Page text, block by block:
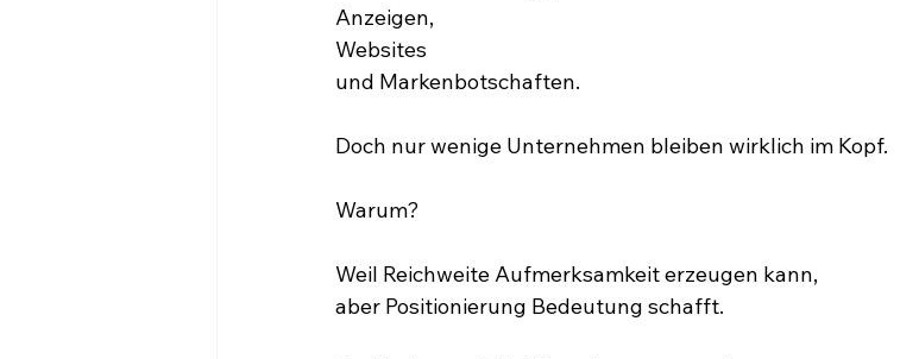
Anzeigen,
Websites
und Markenbotschaften.
Doch nur wenige Unternehmen bleiben wirklich im Kopf.
Warum?
Weil Reichweite Aufmerksamkeit erzeugen kann,
aber Positionierung Bedeutung schafft.